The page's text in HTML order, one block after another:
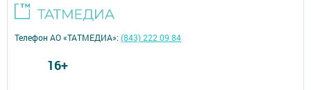
Телефон АО «ТАТМЕДИА»:(843) 222 09 84
16+